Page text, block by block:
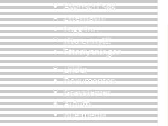
Avansert søk
Etternavn
Logg inn
Hva er nytt?
Etterlysninger
Bilder
Dokumenter
Gravsteiner
Album
Alle media